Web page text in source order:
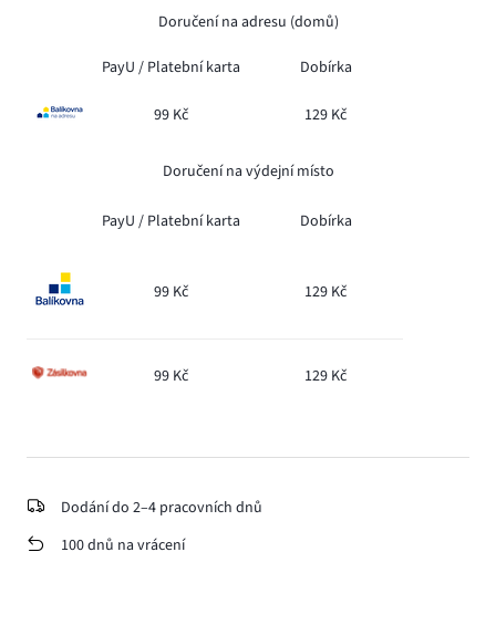
Doručení na adresu (domů)
PayU / Platební karta Dobírka
99 Kč 129 Kč
Doručení na výdejní místo
PayU / Platební karta Dobírka
99 Kč 129 Kč
99 Kč 129 Kč
Dodání do 2–4 pracovních dnů
100 dnů na vrácení